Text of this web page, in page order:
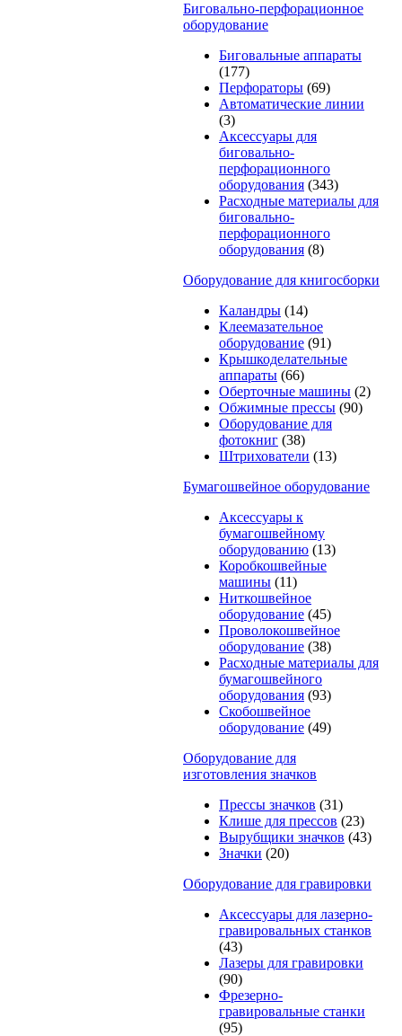
Биговально-перфорационное
оборудование
Биговальные аппараты
(177)
Перфораторы (69)
Автоматические линии
(3)
Аксессуары для
биговально-
перфорационного
оборудования (343)
Расходные материалы для
биговально-
перфорационного
оборудования (8)
Оборудование для книгосборки
Каландры (14)
Клеемазательное
оборудование (91)
Крышкоделательные
аппараты (66)
Оберточные машины (2)
Обжимные прессы (90)
Оборудование для
фотокниг (38)
Штрихователи (13)
Бумагошвейное оборудование
Аксессуары к
бумагошвейному
оборудованию (13)
Коробкошвейные
машины (11)
Ниткошвейное
оборудование (45)
Проволокошвейное
оборудование (38)
Расходные материалы для
бумагошвейного
оборудования (93)
Скобошвейное
оборудование (49)
Оборудование для
изготовления значков
Прессы значков (31)
Клише для прессов (23)
Вырубщики значков (43)
Значки (20)
Оборудование для гравировки
Аксессуары для лазерно-
гравировальных станков
(43)
Лазеры для гравировки
(90)
Фрезерно-
гравировальные станки
(95)